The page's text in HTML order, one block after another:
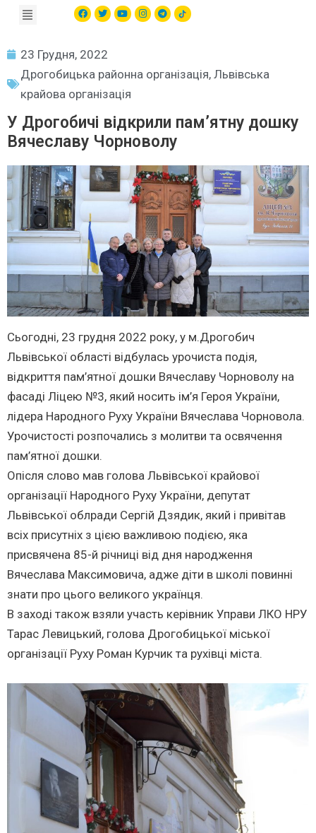
23 Грудня, 2022
Дрогобицька районна організація, Львівська
крайова організація
У Дрогобичі відкрили пам’ятну дошку
Вячеславу Чорноволу
Сьогодні, 23 грудня 2022 року, у м.Дрогобич
Львівської області відбулась урочиста подія,
відкриття пам’ятної дошки Вячеславу Чорноволу на
фасаді Ліцею №3, який носить ім’я Героя України,
лідера Народного Руху України Вячеслава Чорновола.
Урочистості розпочались з молитви та освячення
пам’ятної дошки.
Опісля слово мав голова Львівської крайової
організації Народного Руху України, депутат
Львівської облради Сергій Дзядик, який і привітав
всіх присутніх з цією важливою подією, яка
присвячена 85-й річниці від дня народження
Вячеслава Максимовича, адже діти в школі повинні
знати про цього великого українця.
В заході також взяли участь керівник Управи ЛКО НРУ
Тарас Левицький, голова Дрогобицької міської
організації Руху Роман Курчик та рухівці міста.